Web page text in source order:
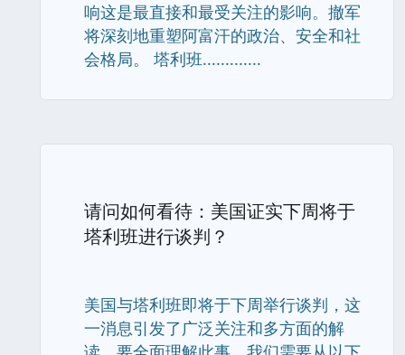
响这是最直接和最受关注的影响。撤军
将深刻地重塑阿富汗的政治、安全和社
会格局。 塔利班.............
请问如何看待：美国证实下周将于
塔利班进行谈判？
美国与塔利班即将于下周举行谈判，这
一消息引发了广泛关注和多方面的解